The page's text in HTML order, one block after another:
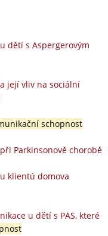
dětí s Aspergerovým
její vliv na sociální
schopnost
Parkinsonově chorobě
klientú domova
u dětí s PAS, které